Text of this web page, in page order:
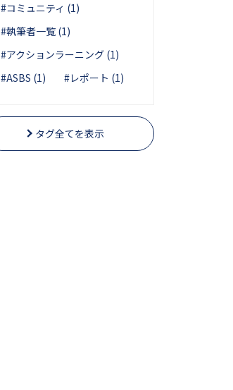
#コミュニティ (1)
#執筆者一覧 (1)
#アクションラーニング (1)
#ASBS (1)
#レポート (1)
タグ全てを表示